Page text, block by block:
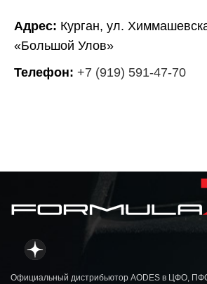
Адрес: Курган, ул.
«Большой Улов»
Телефон: +7 (919) 591-47-70
Официальный дистрибьютор AODES в ЦФО,